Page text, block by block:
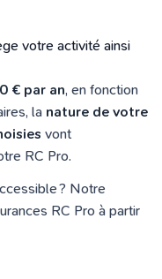
votre activité ainsi
€ par an, en fonction
la nature de votre
vont
RC Pro.
? Notre
RC Pro à partir